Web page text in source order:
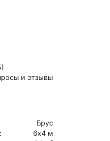
и отзывы
Брус
6х4 м